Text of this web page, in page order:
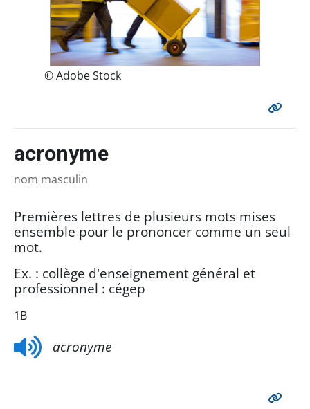
© Adobe Stock
acronyme
nom masculin
Premières lettres de plusieurs mots mises
ensemble pour le prononcer comme un seul
mot.
Ex. : collège d'enseignement général et
professionnel : cégep
1B
acronyme